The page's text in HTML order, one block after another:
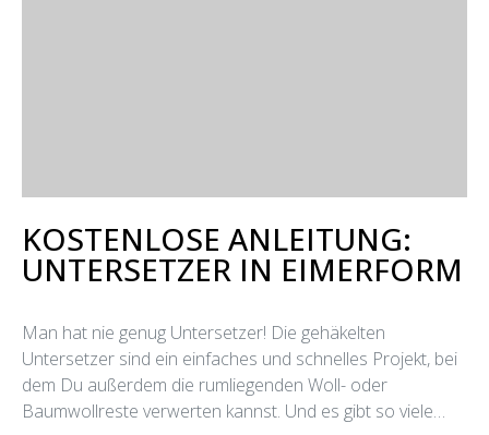
KOSTENLOSE ANLEITUNG:
UNTERSETZER IN EIMERFORM
Man hat nie genug Untersetzer! Die gehäkelten
Untersetzer sind ein einfaches und schnelles Projekt, bei
dem Du außerdem die rumliegenden Woll- oder
Baumwollreste verwerten kannst. Und es gibt so viele…